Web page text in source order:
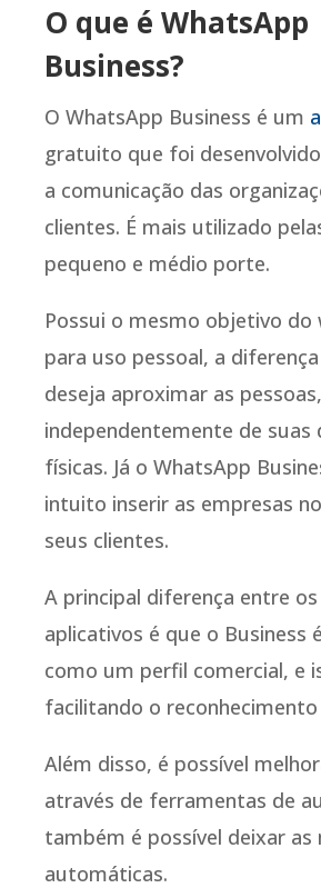
O que é WhatsApp
Business?
O WhatsApp Business é um
gratuito que foi
a comunicação das
clientes. É mais utilizado
pequeno e médio porte.
Possui o mesmo objetivo do
para uso pessoal, a
deseja aproximar as pessoas,
independentemente de suas
físicas. Já o WhatsApp
intuito inserir as empresas
seus clientes.
A principal diferença entre
aplicativos é que o Business
como um perfil comercial, e
facilitando o
Além disso, é possível
através de ferramentas de
também é possível deixar as
automáticas.